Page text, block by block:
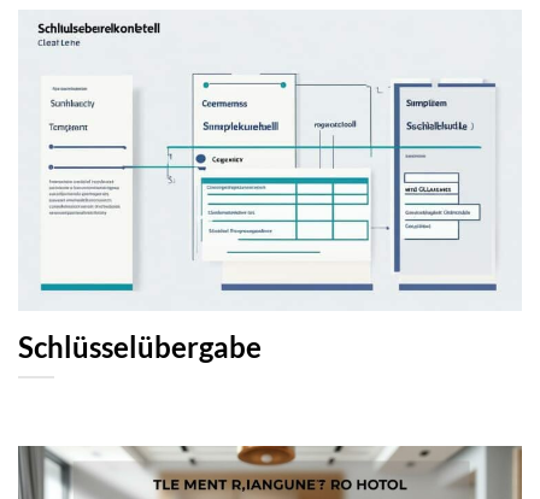
Schlüsselübergabe